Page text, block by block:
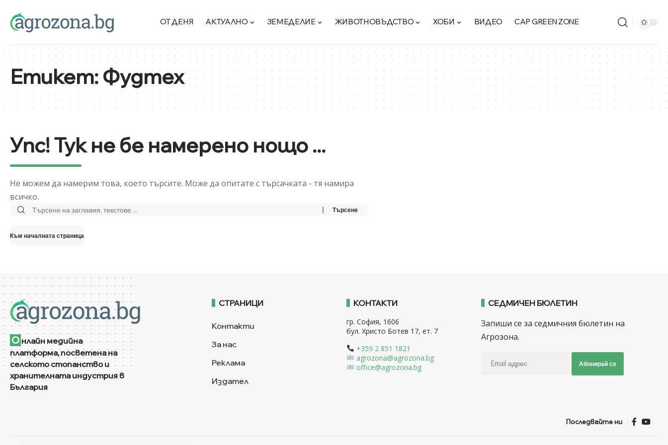
ОТ ДЕНЯ АКТУАЛНО ЗЕМЕДЕЛИЕ ЖИВОТНОВЪДСТВО ХОБИ ВИДЕО CAP GREEN ZONE
Етикет:Фудтех
Упс! Тук не бе намерено нощо ...
Не можем да намерим това, което търсите. Може да опитате с търсачката - тя намира
всичко.
Търсене
Към началната страница
О нлайн медийна
платформа, посветена на
селското стопанство и
хранителната индустрия в
България
СТРАНИЦИ
Контакти
За нас
Реклама
Издател
КОНТАКТИ
гр. София, 1606
бул. Христо Ботев 17, ет. 7
+359 2 851 1821
agrozona@agrozona.bg
office@agrozona.bg
СЕДМИЧЕН БЮЛЕТИН
Запиши се за седмичния бюлетин на
Агрозона.
Абонирай се
Последвайте ни